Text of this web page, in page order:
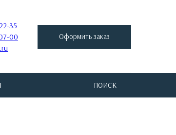
35
00
Оформить заказ
ПОИСК